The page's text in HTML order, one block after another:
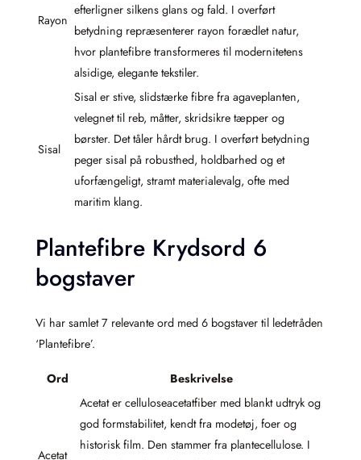
Rayon
efterligner silkens glans og fald. I overført
betydning repræsenterer rayon forædlet natur,
hvor plantefibre transformeres til modernitetens
alsidige, elegante tekstiler.
Sisal
Sisal er stive, slidstærke fibre fra agaveplanten,
velegnet til reb, måtter, skridsikre tæpper og
børster. Det tåler hårdt brug. I overført betydning
peger sisal på robusthed, holdbarhed og et
uforfængeligt, stramt materialevalg, ofte med
maritim klang.
Plantefibre Krydsord 6
bogstaver
Vi har samlet 7 relevante ord med 6 bogstaver til ledetråden
‘Plantefibre’.
Ord Beskrivelse
Acetat
Acetat er celluloseacetatfiber med blankt udtryk og
god formstabilitet, kendt fra modetøj, foer og
historisk film. Den stammer fra plantecellulose. I